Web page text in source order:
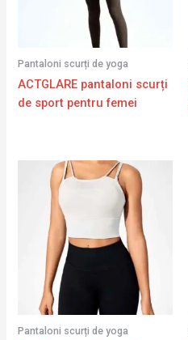
Pantaloni scurți de yoga
ACTGLARE pantaloni scurți
de sport pentru femei
Pantaloni scurți de yoga